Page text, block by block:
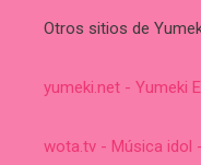
Otros sitios de
yumeki.net - Yumeki
wota.tv - Música idol